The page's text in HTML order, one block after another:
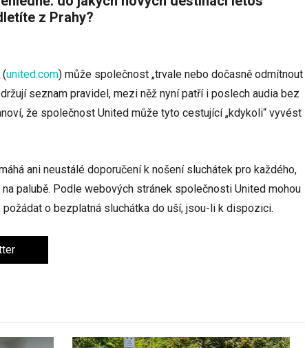
z Prahy?
(united.com) může společnost „trvale nebo dočasně odmítnout
seznam pravidel, mezi něž nyní patří i poslech audia bez
že společnost United může tyto cestující „kdykoli“ vyvést
ani neustálé doporučení k nošení sluchátek pro každého,
palubě. Podle webových stránek společnosti United mohou
o bezplatná sluchátka do uší, jsou-li k dispozici.